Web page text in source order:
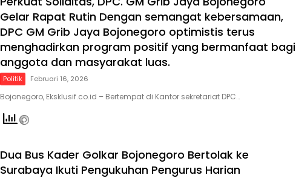
Gelar Rapat Rutin Dengan semangat kebersamaan,
DPC GM Grib Jaya Bojonegoro optimistis terus
menghadirkan program positif yang bermanfaat bagi
anggota dan masyarakat luas.
Politik Februari 16, 2026
Bojonegoro, Eksklusif.co.id – Bertempat di Kantor sekretariat DPC…
Dua Bus Kader Golkar Bojonegoro Bertolak ke
Surabaya Ikuti Pengukuhan Pengurus Harian